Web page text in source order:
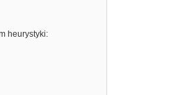
heurystyki: